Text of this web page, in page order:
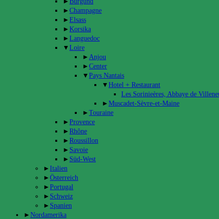
► Champagne
► Elsass
► Korsika
► Languedoc
▼ Loire
► Anjou
► Center
▼ Pays Nantais
▼ Hotel + Restaurant
Les Sorinieères, Abbaye de
► Muscadet-Sèvre-et-Maine
► Touraine
► Provence
► Rhône
► Roussillon
► Savoie
► Süd-West
► Italien
► Österreich
► Portugal
► Schweiz
► Spanien
► Nordamerika